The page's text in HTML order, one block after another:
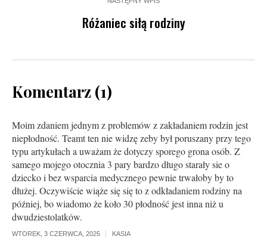
Różaniec siłą rodziny
Komentarz (1)
Moim zdaniem jednym z problemów z zakładaniem rodzin jest
niepłodność. Teamt ten nie widzę zeby był poruszany przy tego
typu artykułach a uważam że dotyczy sporego grona osób. Z
samego mojego otocznia 3 pary bardzo długo starały sie o
dziecko i bez wsparcia medycznego pewnie trwałoby by to
dłużej. Oczywiście wiąże się się to z odkładaniem rodziny na
później, bo wiadomo że koło 30 płodność jest inna niż u
dwudziestolatków.
WTOREK, 3 CZERWCA, 2025 KASIA